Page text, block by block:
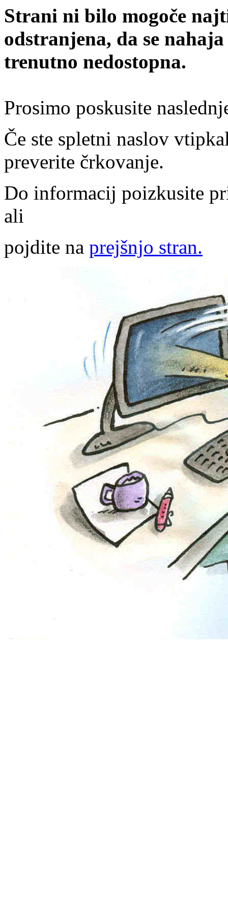
Strani ni bilo mogoče
odstranjena, da se
trenutno nedostopna.
Prosimo poskusite
Če ste spletni naslov
preverite črkovanje.
Do informacij poizkusite
ali
pojdite na prejšnjo stran.